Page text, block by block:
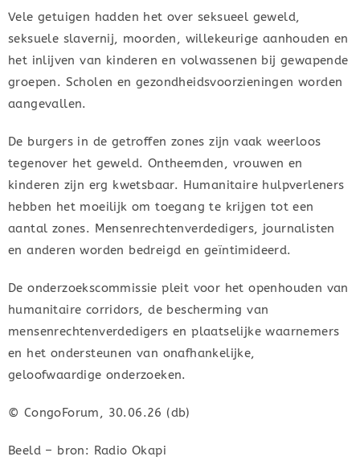
Vele getuigen hadden het over seksueel geweld,
seksuele slavernij, moorden, willekeurige aanhouden en
het inlijven van kinderen en volwassenen bij gewapende
groepen. Scholen en gezondheidsvoorzieningen worden
aangevallen.
De burgers in de getroffen zones zijn vaak weerloos
tegenover het geweld. Ontheemden, vrouwen en
kinderen zijn erg kwetsbaar. Humanitaire hulpverleners
hebben het moeilijk om toegang te krijgen tot een
aantal zones. Mensenrechtenverdedigers, journalisten
en anderen worden bedreigd en geïntimideerd.
De onderzoekscommissie pleit voor het openhouden van
humanitaire corridors, de bescherming van
mensenrechtenverdedigers en plaatselijke waarnemers
en het ondersteunen van onafhankelijke,
geloofwaardige onderzoeken.
© CongoForum, 30.06.26 (db)
Beeld – bron: Radio Okapi